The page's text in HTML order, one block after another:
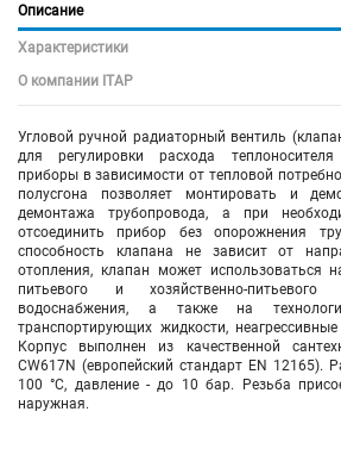
Описание
Характеристики
О компании ITAP
Угловой ручной радиаторный вентиль
для регулировки расхода
приборы в зависимости от тепловой
полусгона позволяет монтировать и
демонтажа трубопровода, а при
отсоединить прибор без опорожнения
способность клапана не зависит от
отопления, клапан может использоваться
питьевого и хозяйственно-питьевого
водоснабжения, а также на
транспортирующих жидкости,
Корпус выполнен из качественной
CW617N (европейский стандарт EN 12165).
100 °С, давление - до 10 бар. Резьба
наружная.